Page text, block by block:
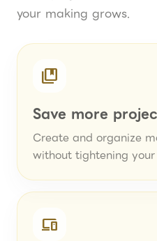
your making grows.
collections_bookmark
Save more
Create and organize
without tightening
devices